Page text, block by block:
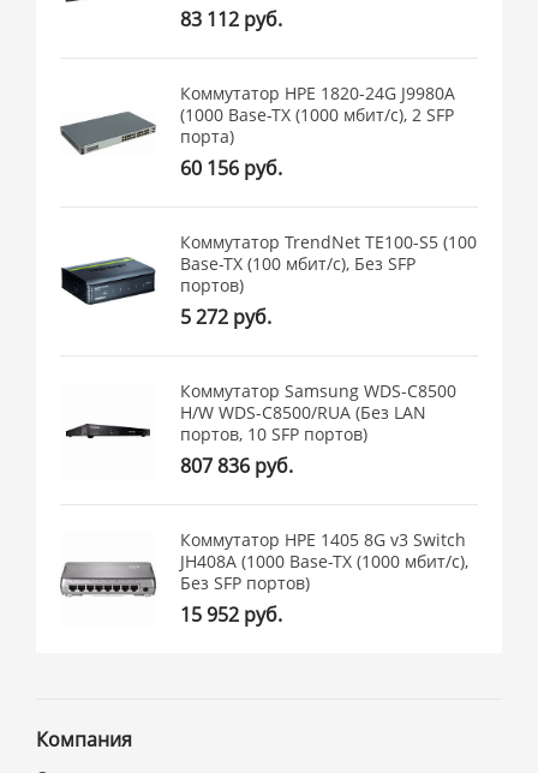
83 112 руб.
Коммутатор HPE 1820-24G J9980A
(1000 Base-TX (1000 мбит/с), 2 SFP
порта)
60 156 руб.
Коммутатор TrendNet TE100-S5 (100
Base-TX (100 мбит/с), Без SFP
портов)
5 272 руб.
Коммутатор Samsung WDS-C8500
H/W WDS-C8500/RUA (Без LAN
портов, 10 SFP портов)
807 836 руб.
Коммутатор HPE 1405 8G v3 Switch
JH408A (1000 Base-TX (1000 мбит/с),
Без SFP портов)
15 952 руб.
Компания